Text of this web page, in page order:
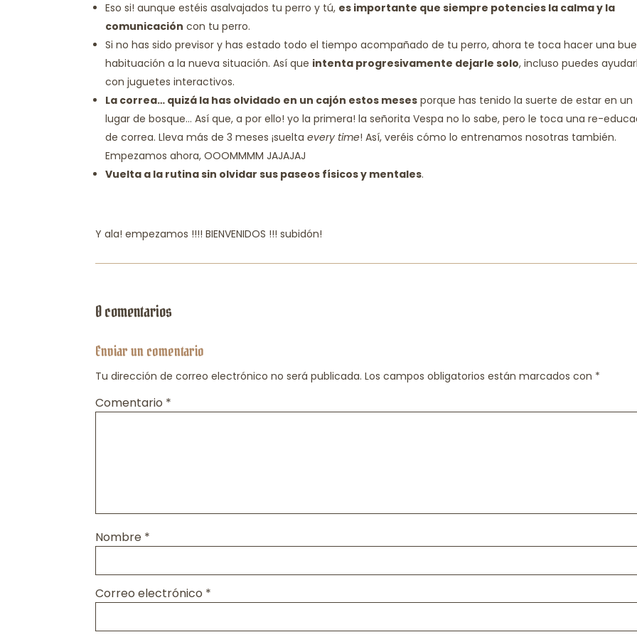
Eso si! aunque estéis asalvajados tu perro y tú, es importante que siempre potencies la calma y la
comunicación con tu perro.
Si no has sido previsor y has estado todo el tiempo acompañado de tu perro, ahora te toca hacer una
habituación a la nueva situación. Así que intenta progresivamente dejarle solo, incluso puedes
con juguetes interactivos.
La correa… quizá la has olvidado en un cajón estos meses porque has tenido la suerte de estar en un
lugar de bosque… Así que, a por ello! yo la primera! la señorita Vespa no lo sabe, pero le toca una re-
de correa. Lleva más de 3 meses ¡sueltaevery time! Así, veréis cómo lo entrenamos nosotras también.
Empezamos ahora, OOOMMMM JAJAJAJ
Vuelta a la rutina sin olvidar sus paseos físicos y mentales.
Y ala! empezamos !!!! BIENVENIDOS !!! subidón!
0 comentarios
Enviar un comentario
Tu dirección de correo electrónico no será publicada. Los campos obligatorios están marcados con *
Comentario *
Nombre *
Correo electrónico *